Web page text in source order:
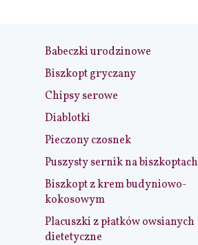
Babeczki urodzinowe
Biszkopt gryczany
Chipsy serowe
Diablotki
Pieczony czosnek
Puszysty sernik na biszkoptach
Biszkopt z krem budyniowo-
kokosowym
Placuszki z płatków owsianych
dietetyczne